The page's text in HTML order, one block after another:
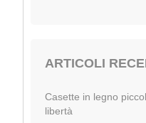
ARTICOLI
Casette in legno
libertà